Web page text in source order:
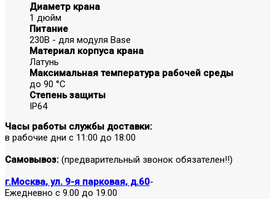
Диаметр крана
1 дюйм
Питание
230В - для модуля Base
Материал корпуса крана
Латунь
Максимальная температура рабочей среды
до 90 °С
Степень защиты
IP64
Часы работы службы доставки:
в рабочие дни с 11:00 до 18:00
Самовывоз: (предварительный звонок обязателен!!)
г.Москва, ул. 9-я парковая, д.60-
Ежедневно с 9.00 до 19.00